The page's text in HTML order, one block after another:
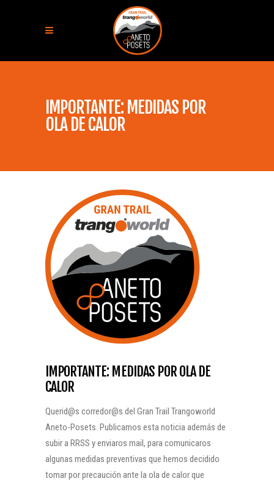
IMPORTANTE: MEDIDAS POR
OLA DE CALOR
IMPORTANTE: MEDIDAS POR OLA DE
CALOR
Querid@s corredor@s del Gran Trail Trangoworld
Aneto-Posets. Publicamos esta noticia además de
subir a RRSS y enviaros mail, para comunicaros
algunas medidas preventivas que hemos decidido
tomar por precaución ante la ola de calor que